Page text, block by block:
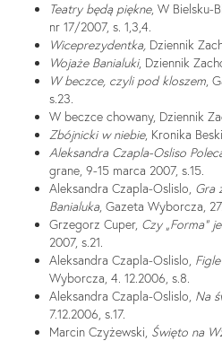
Teatry będą piękne, W Bielsku-
nr 17/2007, s. 1,3,4.
Wiceprezydentka, Dziennik
Wojaże Banialuki, Dziennik
W beczce, czyli pod kloszem,
s.23.
W beczce chowany, Dziennik
Zbójnicki w niebie, Kronika
Aleksandra Czapla-Osliso
grane, 9-15 marca 2007, s.15.
Aleksandra Czapla-Oslislo, Gra
Banialuka, Gazeta Wyborcza,
Grzegorz Cuper, Czy „Forma”
2007, s.21.
Aleksandra Czapla-Oslislo,
Wyborcza, 4. 12.2006, s.8.
Aleksandra Czapla-Oslislo, Na
7.12.2006, s.17.
Marcin Czyżewski, Święto na